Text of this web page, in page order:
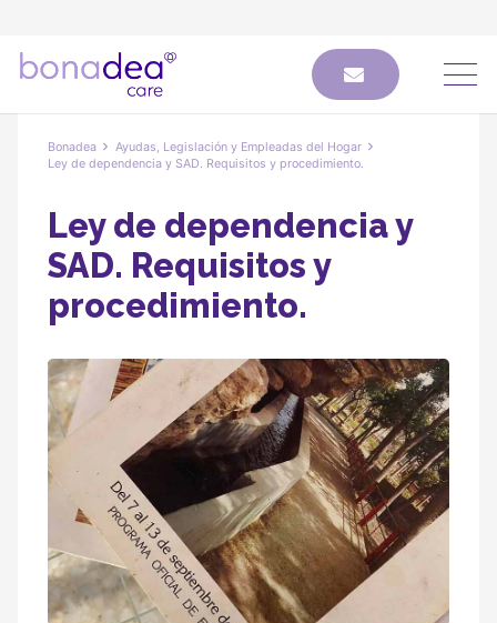
Bonadea
Ayudas, Legislación y Empleadas del Hogar
Ley de dependencia y SAD. Requisitos y procedimiento.
Ley de dependencia y
SAD. Requisitos y
procedimiento.